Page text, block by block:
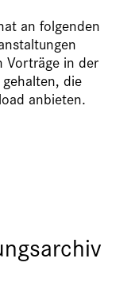
an folgenden
Vorträge in der
die
anbieten.